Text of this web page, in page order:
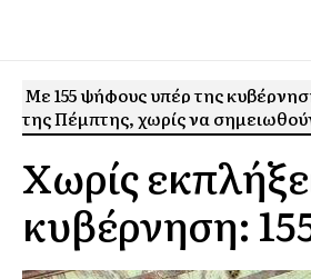
Με 155 ψήφους υπέρ της
της Πέμπτης, χωρίς να
Χωρίς
κυβέρνηση: